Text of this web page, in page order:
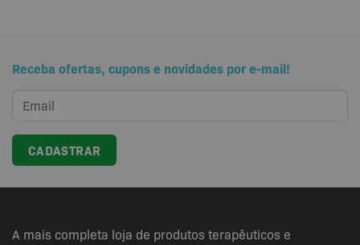
Receba ofertas, cupons e novidades por e-mail!
A mais completa loja de produtos terapêuticos e